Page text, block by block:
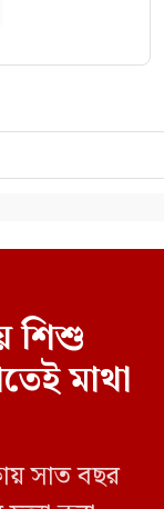
শিশু
মাথা
সাত বছর